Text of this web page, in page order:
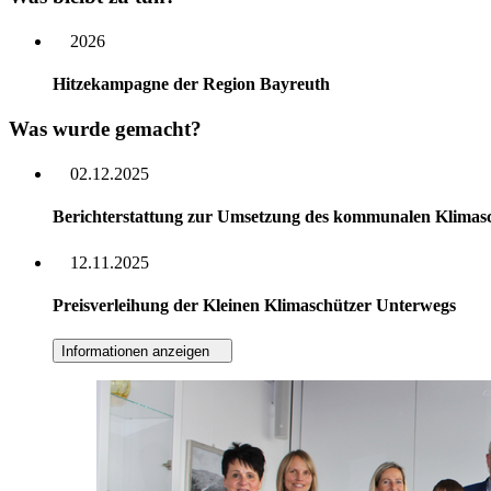
2026
Hitzekampagne der Region Bayreuth
Was wurde gemacht?
02.12.2025
Berichterstattung zur Umsetzung des kommunalen
12.11.2025
Preisverleihung der Kleinen Klimaschützer Unterwegs
Informationen anzeigen